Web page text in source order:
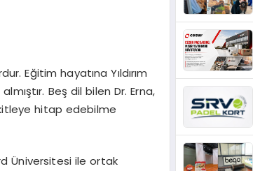
Eğitim hayatına Yıldırım
Beş dil bilen Dr. Erna,
hitap edebilme
Üniversitesi ile ortak